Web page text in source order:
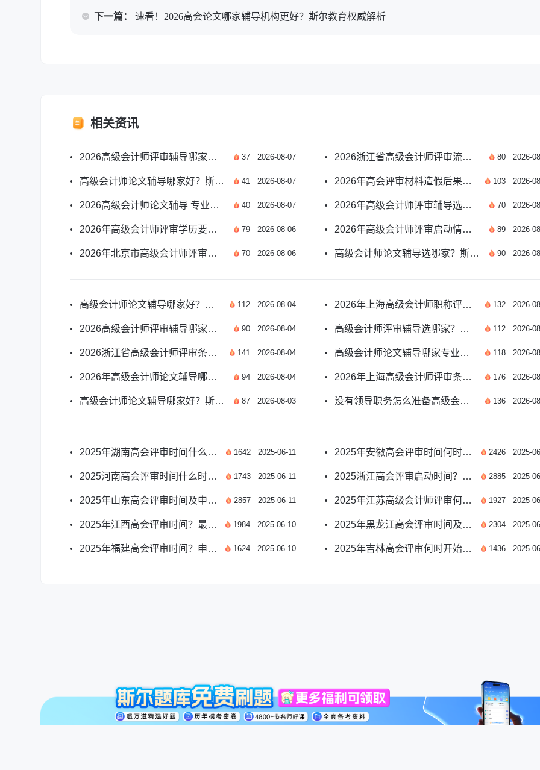
下一篇： 速看！2026高会论文哪家辅导机构更好？斯尔教育权威解析
相关资讯
2026高级会计师评审辅导哪家好？靠谱选择指南 37 2026-08-07
高级会计师论文辅导哪家好？斯尔教育师资实力出众 41 2026-08-07
2026高级会计师论文辅导 专业机构选择实用指南 40 2026-08-07
2026年高级会计师评审学历要求官方标准全解 79 2026-08-06
2026年北京市高级会计师评审论文要求全指南 70 2026-08-06
2026浙江省高级会计师评审流程及申报要点汇总 80 2026-
2026年高会评审材料造假后果及申报避坑指南 103 2026-
2026年高级会计师评审辅导选哪家比较好？ 70 2026-
2026年高级会计师评审启动情况及申报指南汇总 89 2026-
高级会计师论文辅导选哪家？斯尔教育专业团队护航 90 2026-
高级会计师论文辅导哪家好？斯尔教育适配各地评审要求 112 2026-08-04
2026高级会计师评审辅导哪家好？斯尔教育实力出众 90 2026-08-04
2026浙江省高级会计师评审条件及申报要求汇总 141 2026-08-04
2026年高级会计师论文辅导哪家机构更专业靠谱 94 2026-08-04
高级会计师论文辅导哪家好？斯尔教育师资专业适配 87 2026-08-03
2026年上海高级会计师职称评审条件及材料攻略 132 2026-
高级会计师评审辅导选哪家？斯尔教育师资服务双优 112 2026-
高级会计师论文辅导哪家专业？斯尔适配各地评审要求 118 2026-
2026年上海高级会计师评审条件及申报材料新汇总 176 2026-
没有领导职务怎么准备高级会计师评审 全流程指南 136 2026-
2025年湖南高会评审时间什么时候？最新要求详解 1642 2025-06-11
2025河南高会评审时间什么时候？最新要求详解！ 1743 2025-06-11
2025年山东高会评审时间及申报要求全解析 2857 2025-06-11
2025年江西高会评审时间？最新要求解析 1984 2025-06-10
2025年福建高会评审时间？申报要求有哪些？ 1624 2025-06-10
2025年安徽高会评审时间何时启动？最新要求详解 2426 2025-
2025浙江高会评审启动时间？申报要求详解！ 2885 2025-
2025年江苏高级会计师评审何时启动？申报要求全解析 1927 2025-
2025年黑龙江高会评审时间及要求全解析 2304 2025-
2025年吉林高会评审何时开始？申报要求有哪些？ 1436 2025-